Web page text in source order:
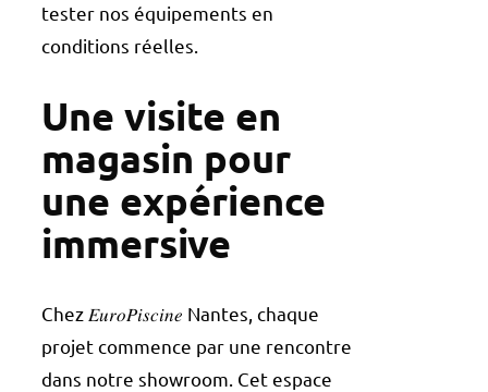
tester nos équipements en
conditions réelles.
Une visite en
magasin pour
une expérience
immersive
Chez 𝐸𝑢𝑟𝑜𝑃𝑖𝑠𝑐𝑖𝑛𝑒 Nantes, chaque
projet commence par une rencontre
dans notre showroom. Cet espace